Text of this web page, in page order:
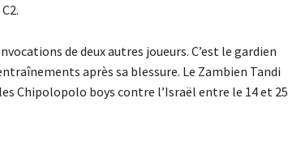
de deux autres joueurs. C’est le gardien
après sa blessure. Le Zambien Tandi
Chipolopolo boys contre l’Israël entre le 14 et 25